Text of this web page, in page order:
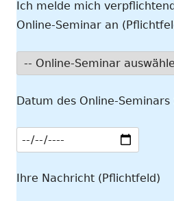
Ich melde mich
Online-Seminar an
Datum des Online-
Ihre Nachricht (Pflichtfeld)